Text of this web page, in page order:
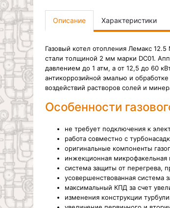
Описание Характеристики
Газовый котел отопления Лемакс
стали толщиной 2 мм марки DC01.
давлением до 1 атм, а от 12,5 до 60
антикоррозийной эмалью и
воздействий растворов солей и
Особенности
не требует подключения к
работа совместно с
оригинальные компоненты
инжекционная микрофакельная
система защиты от перегрева,
усовершенствованная система
максимальный КПД за счет
изменения конструкции